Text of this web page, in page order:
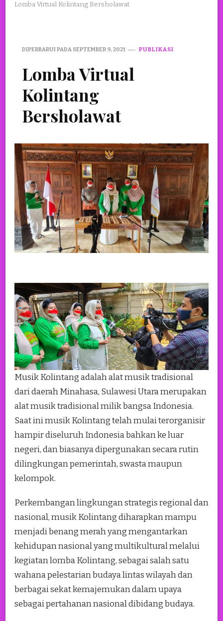
Lomba Virtual Kolintang Bersholawat
DIPERBARUI PADA SEPTEMBER 9, 2021 PUBLIKASI
Lomba Virtual
Kolintang
Bersholawat
Musik Kolintang adalah alat musik tradisional
dari daerah Minahasa, Sulawesi Utara merupakan
alat musik tradisional milik bangsa Indonesia.
Saat ini musik Kolintang telah mulai terorganisir
hampir diseluruh Indonesia bahkan ke luar
negeri, dan biasanya dipergunakan secara rutin
dilingkungan pemerintah, swasta maupun
kelompok.
Perkembangan lingkungan strategis regional dan
nasional, musik Kolintang diharapkan mampu
menjadi benang merah yang mengantarkan
kehidupan nasional yang multikultural melalui
kegiatan lomba Kolintang, sebagai salah satu
wahana pelestarian budaya lintas wilayah dan
berbagai sekat kemajemukan dalam upaya
sebagai pertahanan nasional dibidang budaya.